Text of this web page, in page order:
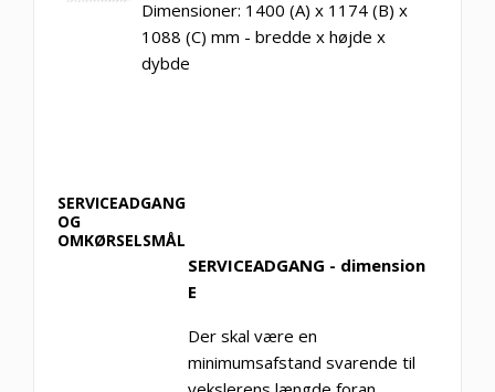
Dimensioner: 1400 (A) x 1174 (B) x
1088 (C) mm - bredde x højde x
dybde
SERVICEADGANG
OG
OMKØRSELSMÅL
SERVICEADGANG - dimension
E
Der skal være en
minimumsafstand svarende til